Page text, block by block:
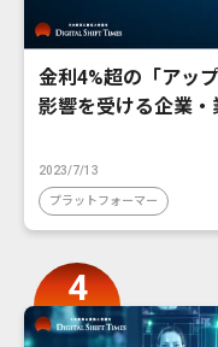
金利4%超の「アッ
影響を受ける企業・
2023/7/13
プラットフォーマー